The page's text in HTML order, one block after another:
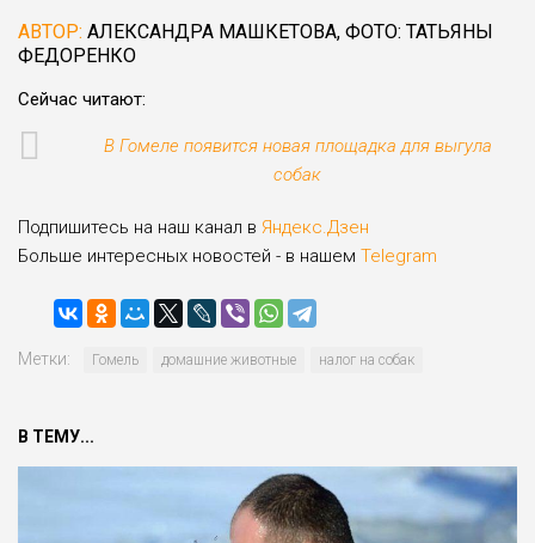
АВТОР: АЛЕКСАНДРА МАШКЕТОВА, ФОТО: ТАТЬЯНЫ
ФЕДОРЕНКО
Сейчас читают:
В Гомеле появится новая площадка для выгула
собак
Подпишитесь на наш канал в Яндекс.Дзен
Больше интересных новостей - в нашем Telegram
Метки: Гомель домашние животные налог на собак
В ТЕМУ...